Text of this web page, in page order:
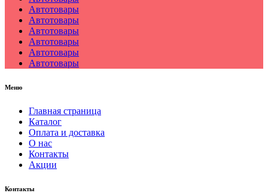
Автотовары
Автотовары
Автотовары
Автотовары
Автотовары
Автотовары
Меню
Главная страница
Каталог
Оплата и доставка
О нас
Контакты
Акции
Контакты